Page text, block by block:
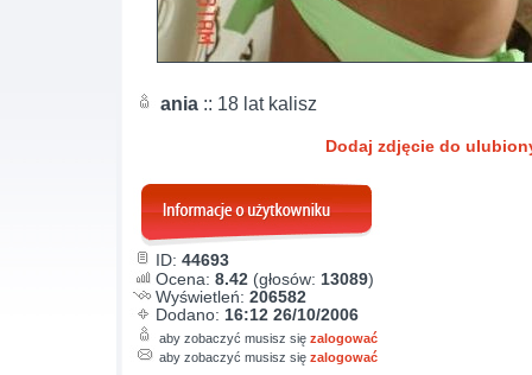
ania :: 18 lat kalisz
Dodaj zdjęcie do
ID: 44693
Ocena: 8.42 (głosów: 13089)
Wyświetleń: 206582
Dodano: 16:12 26/10/2006
aby zobaczyć musisz się zalogować
aby zobaczyć musisz się zalogować